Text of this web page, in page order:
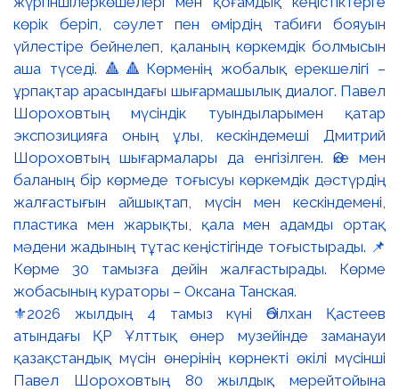
⚜️2026 жылдың 4 тамыз күні Әбілхан Қастеев
атындағы ҚР Ұлттық өнер музейінде заманауи
қазақстандық мүсін өнерінің көрнекті өкілі мүсінші
Павел Шороховтың 80 жылдық мерейтойына